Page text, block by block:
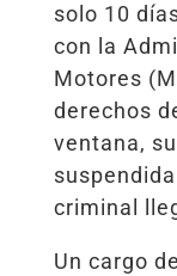
solo 10
con la
Motores
derechos
ventana,
criminal
Un cargo